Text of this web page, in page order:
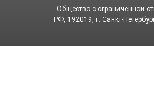
Общество с ограниченной
РФ, 192019, г. Санкт-